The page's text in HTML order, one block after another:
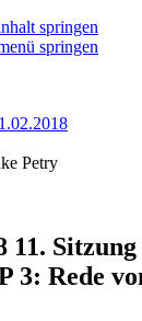
springen
springen
Petry
11.
3: Rede